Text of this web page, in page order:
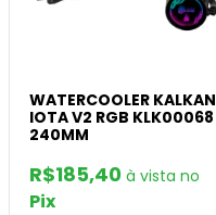
WATERCOOLER KALKAN
IOTA V2 RGB KLK00068
240MM
R$185,40
Pix